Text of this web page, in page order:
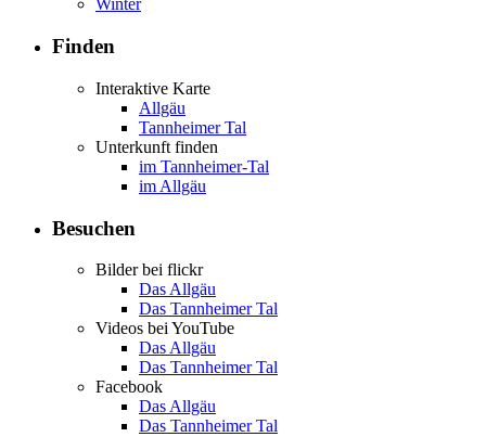
Winter
Finden
Interaktive Karte
Allgäu
Tannheimer Tal
Unterkunft finden
im Tannheimer-Tal
im Allgäu
Besuchen
Bilder bei flickr
Das Allgäu
Das Tannheimer Tal
Videos bei YouTube
Das Allgäu
Das Tannheimer Tal
Facebook
Das Allgäu
Das Tannheimer Tal